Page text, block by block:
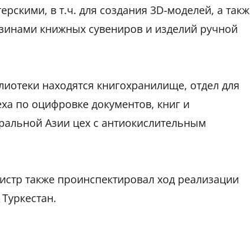
в т.ч. для создания 3D-моделей, а
книжных сувениров и изделий ручной
находятся книгохранилище, отдел для
по оцифровке документов, книг и
Азии цех с антиокислительным
также проинспектировал ход реализации